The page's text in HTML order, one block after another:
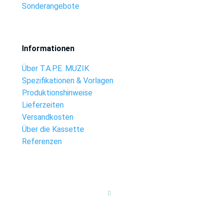
Sonderangebote
Informationen
Über T.A.P.E. MUZIK
Spezifikationen & Vorlagen
Produktionshinweise
Lieferzeiten
Versandkosten
Über die Kassette
Referenzen
